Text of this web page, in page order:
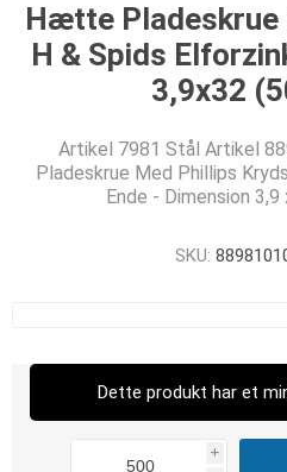
Hætte
H & Spids
3,9x32
Artikel 7981 Stål Artikel
Pladeskrue Med Phillips
Ende - Dimension
SKU:
Dette produkt har et
i